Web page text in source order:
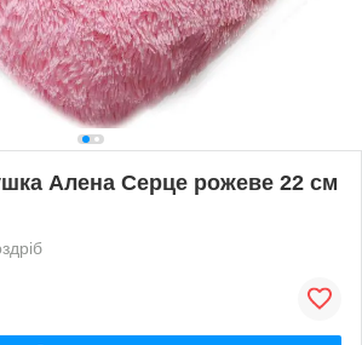
Алена Серце рожеве 22 см